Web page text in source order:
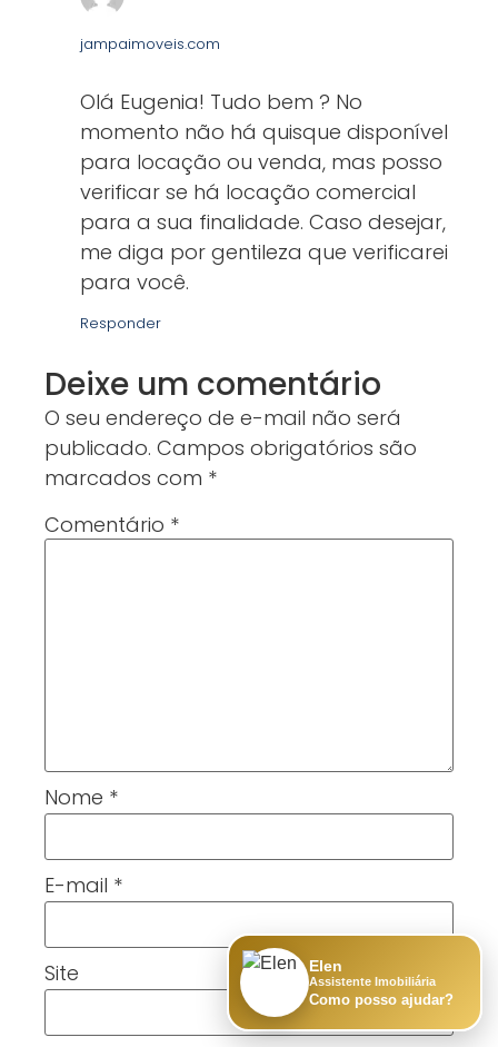
jampaimoveis.com
Olá Eugenia! Tudo bem ? No
momento não há quisque disponível
para locação ou venda, mas posso
verificar se há locação comercial
para a sua finalidade. Caso desejar,
me diga por gentileza que verificarei
para você.
Responder
Deixe um comentário
O seu endereço de e-mail não será
publicado. Campos obrigatórios são
marcados com *
Comentário *
Nome *
E-mail *
Site Elen
Assistente Imobiliária
Como posso ajudar?